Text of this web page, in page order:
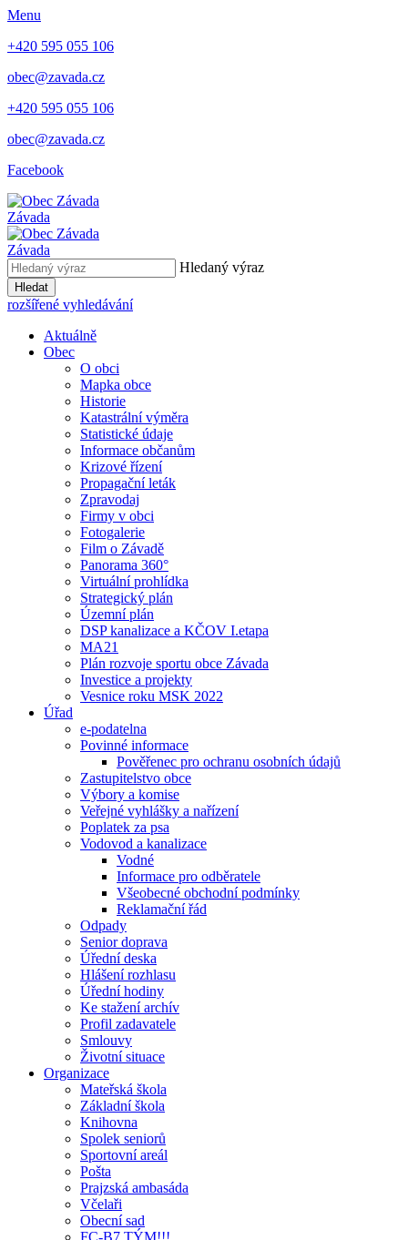
Menu
+420 595 055 106
obec@zavada.cz
+420 595 055 106
obec@zavada.cz
Facebook
Závada
Závada
Hledaný výraz
Hledat
rozšířené vyhledávání
Aktuálně
Obec
O obci
Mapka obce
Historie
Katastrální výměra
Statistické údaje
Informace občanům
Krizové řízení
Propagační leták
Zpravodaj
Firmy v obci
Fotogalerie
Film o Závadě
Panorama 360°
Virtuální prohlídka
Strategický plán
Územní plán
DSP kanalizace a KČOV I.etapa
MA21
Plán rozvoje sportu obce Závada
Investice a projekty
Vesnice roku MSK 2022
Úřad
e-podatelna
Povinné informace
Pověřenec pro ochranu osobních údajů
Zastupitelstvo obce
Výbory a komise
Veřejné vyhlášky a nařízení
Poplatek za psa
Vodovod a kanalizace
Vodné
Informace pro odběratele
Všeobecné obchodní podmínky
Reklamační řád
Odpady
Senior doprava
Úřední deska
Hlášení rozhlasu
Úřední hodiny
Ke stažení archív
Profil zadavatele
Smlouvy
Životní situace
Organizace
Mateřská škola
Základní škola
Knihovna
Spolek seniorů
Sportovní areál
Pošta
Prajzská ambasáda
Včelaři
Obecní sad
FC-B7 TÝM!!!